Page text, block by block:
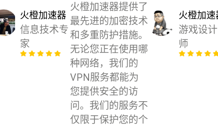
火橙加速器
信息技术专
家
火橙加速器提供了
最先进的加密技术
和多重防护措施。
无论您正在使用哪
种网络，我们的
VPN服务都能为
您提供安全的访
问。我们的服务不
仅限于保护您的个
火橙加速
游戏设计
师